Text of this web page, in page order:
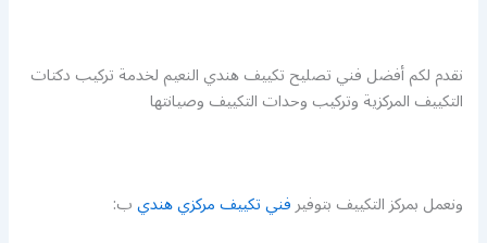
نقدم لكم أفضل فني تصليح تكييف هندي النعيم لخدمة تركيب دكتات
التكييف المركزية وتركيب وحدات التكييف وصيانتها
ونعمل بمركز التكييف بتوفيرفني تكييف مركزي هنديب: